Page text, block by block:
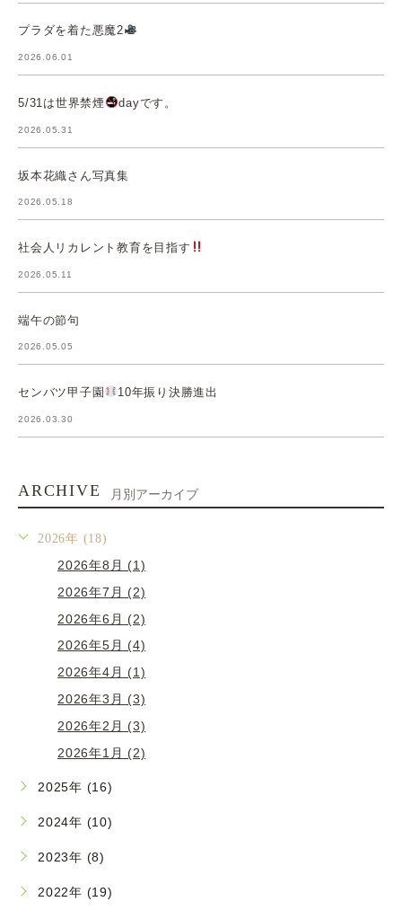
プラダを着た悪魔2
2026.06.01
5/31は世界禁煙 dayです。
2026.05.31
坂本花織さん写真集
2026.05.18
社会人リカレント教育を目指す
2026.05.11
端午の節句
2026.05.05
センバツ甲子園 10年振り決勝進出
2026.03.30
ARCHIVE 月別アーカイブ
2026年 (18)
2026年8月 (1)
2026年7月 (2)
2026年6月 (2)
2026年5月 (4)
2026年4月 (1)
2026年3月 (3)
2026年2月 (3)
2026年1月 (2)
2025年 (16)
2024年 (10)
2023年 (8)
2022年 (19)